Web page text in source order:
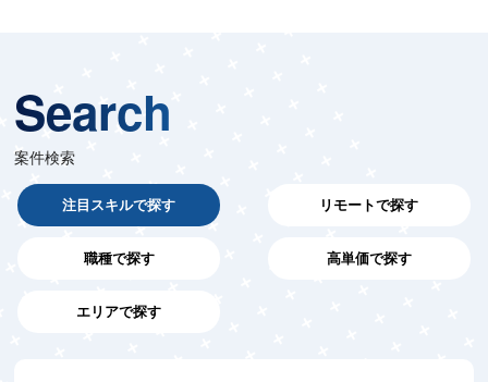
Search
案件検索
注目スキルで探す リモートで探す
職種で探す 高単価で探す
エリアで探す